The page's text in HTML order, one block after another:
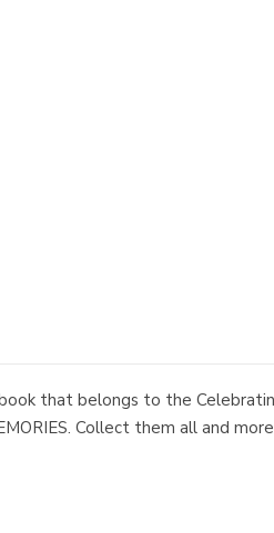
that belongs to the
Collect them all and